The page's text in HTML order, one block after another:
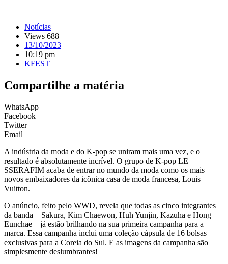
Notícias
Views 688
13/10/2023
10:19 pm
KFEST
Compartilhe a matéria
WhatsApp
Facebook
Twitter
Email
A indústria da moda e do K-pop se uniram mais uma vez, e o
resultado é absolutamente incrível. O grupo de K-pop LE
SSERAFIM acaba de entrar no mundo da moda como os mais
novos embaixadores da icônica casa de moda francesa, Louis
Vuitton.
O anúncio, feito pelo WWD, revela que todas as cinco integrantes
da banda – Sakura, Kim Chaewon, Huh Yunjin, Kazuha e Hong
Eunchae – já estão brilhando na sua primeira campanha para a
marca. Essa campanha inclui uma coleção cápsula de 16 bolsas
exclusivas para a Coreia do Sul. E as imagens da campanha são
simplesmente deslumbrantes!